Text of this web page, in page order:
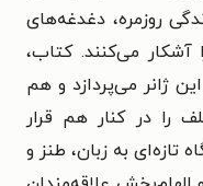
روزمره، دغدغه‌های
آشکار می‌کنند. کتاب،
ژانر می‌پردازد و هم
را در کنار هم قرار
تازه‌ای به زبان، طنز و